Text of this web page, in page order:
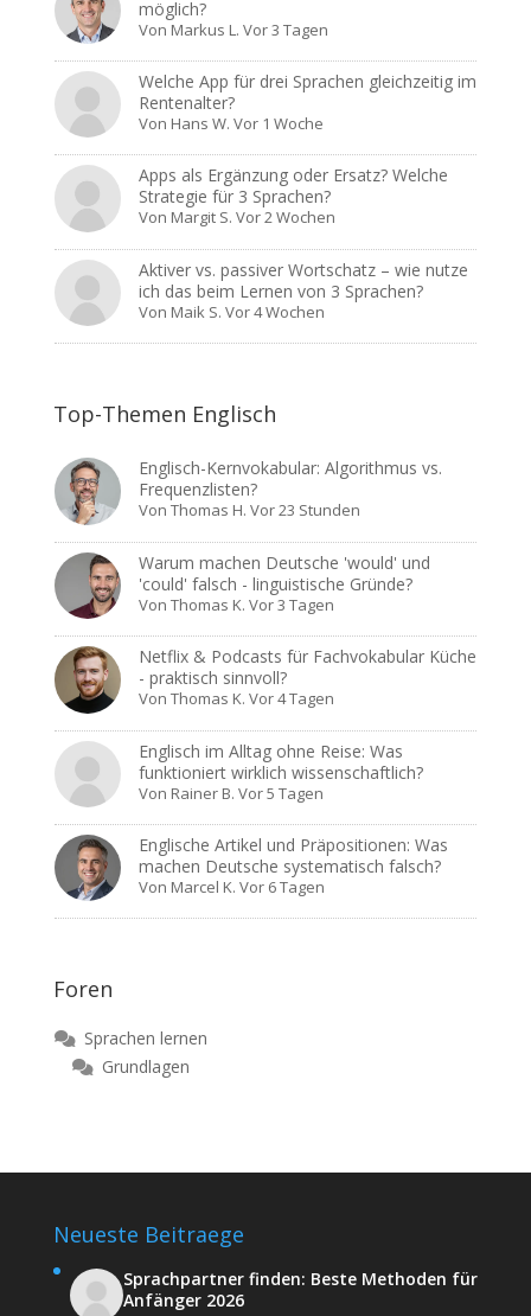
möglich?
Von Markus L. Vor 3 Tagen
Welche App für drei Sprachen gleichzeitig im
Rentenalter?
Von Hans W. Vor 1 Woche
Apps als Ergänzung oder Ersatz? Welche
Strategie für 3 Sprachen?
Von Margit S. Vor 2 Wochen
Aktiver vs. passiver Wortschatz – wie nutze
ich das beim Lernen von 3 Sprachen?
Von Maik S. Vor 4 Wochen
Top-Themen Englisch
Englisch-Kernvokabular: Algorithmus vs.
Frequenzlisten?
VonThomas H. Vor 23 Stunden
Warum machen Deutsche 'would' und
'could' falsch - linguistische Gründe?
VonThomas K. Vor 3 Tagen
Netflix & Podcasts für Fachvokabular Küche
- praktisch sinnvoll?
VonThomas K. Vor 4 Tagen
Englisch im Alltag ohne Reise: Was
funktioniert wirklich wissenschaftlich?
Von Rainer B. Vor 5 Tagen
Englische Artikel und Präpositionen: Was
machen Deutsche systematisch falsch?
Von Marcel K. Vor 6 Tagen
Foren
Sprachen lernen
Grundlagen
Neueste Beitraege
Sprachpartner finden: Beste Methoden für
Anfänger 2026